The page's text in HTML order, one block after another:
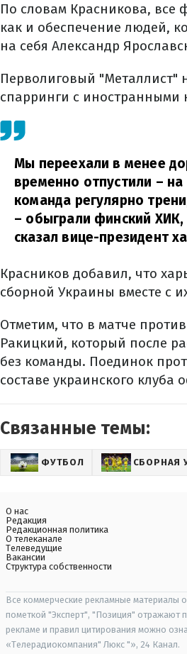
По словам Красникова,
как и обеспечение людей,
на себя Александр
Перволиговый "Металлист"
спарринги с иностранными
Мы переехали в менее
временно отпустили –
команда регулярно
– обыграли финский
сказал вице-президент
Красников добавил, что
сборной Украины вместе с
Отметим, что в матче
Ракицкий, который после
без команды. Поединок
составе украинского
Связанные темы:
ФУТБОЛ СБОРНАЯ
О нас
Редакция
Редакционная политика
О телеканале
Телеведущие
Вакансии
Структура собственности
Все коммерческие рекламные материалы
пометкой "Эксперт", "Позиция" отражают
рекламе и правил цитирования можно
«Телерадиокомпания" Люкс "», 24 Канал.